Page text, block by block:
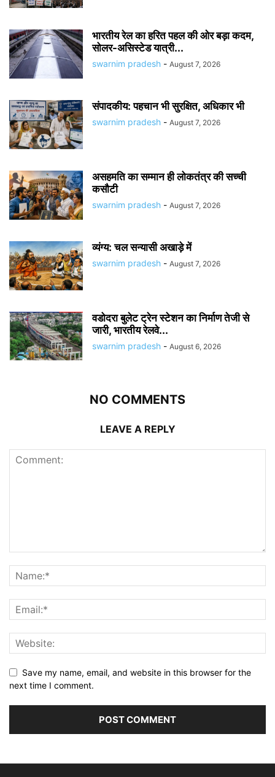
भारतीय रेल का हरित पहल की ओर बड़ा कदम,
सोलर-असिस्टेड यात्री...
swarnim pradesh - August 7, 2026
संपादकीय: पहचान भी सुरक्षित, अधिकार भी
swarnim pradesh - August 7, 2026
असहमति का सम्मान ही लोकतंत्र की सच्ची
कसौटी
swarnim pradesh - August 7, 2026
व्यंग्य: चल सन्यासी अखाड़े में
swarnim pradesh - August 7, 2026
वडोदरा बुलेट ट्रेन स्टेशन का निर्माण तेजी से
जारी, भारतीय रेलवे...
swarnim pradesh - August 6, 2026
NO COMMENTS
LEAVE A REPLY
Save my name, email, and website in this browser for the
next time I comment.